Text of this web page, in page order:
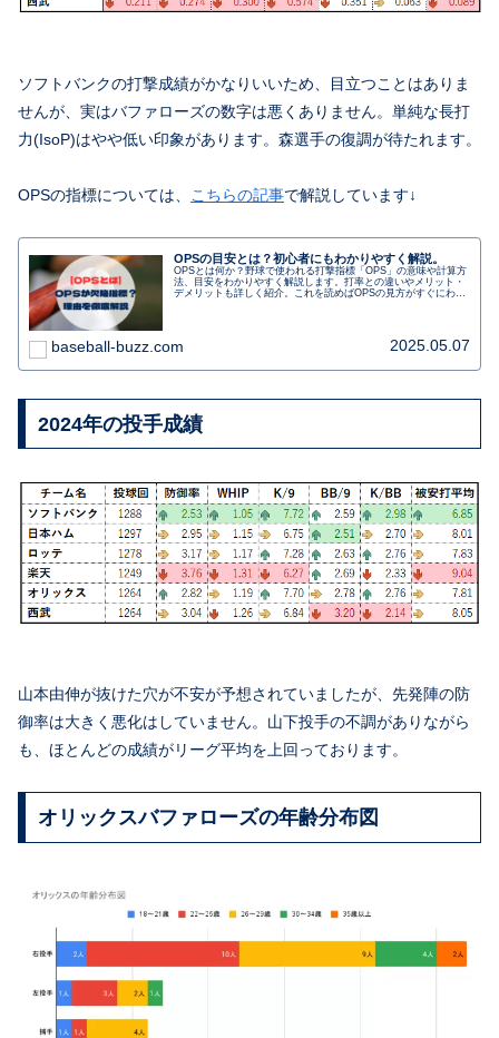
ソフトバンクの打撃成績がかなりいいため、目立つことはありま
せんが、実はバファローズの数字は悪くありません。単純な長打
力(IsoP)はやや低い印象があります。森選手の復調が待たれます。
OPSの指標については、 こちらの記事で解説しています↓
OPSの目安とは？初心者にもわかりやすく解説。
OPSとは何か？野球で使われる打撃指標「OPS」の意味や計算方
法、目安をわかりやすく解説します。打率との違いやメリット・
デメリットも詳しく紹介。これを読めばOPSの見方がすぐにわか
baseball-buzz.com 2025.05.07
2024年の投手成績
山本由伸が抜けた穴が不安が予想されていましたが、先発陣の防
御率は大きく悪化はしていません。山下投手の不調がありながら
も、ほとんどの成績がリーグ平均を上回っております。
オリックスバファローズの年齢分布図